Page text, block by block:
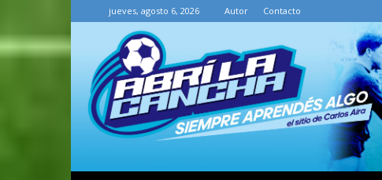
jueves, agosto 6, 2026 Autor Contacto